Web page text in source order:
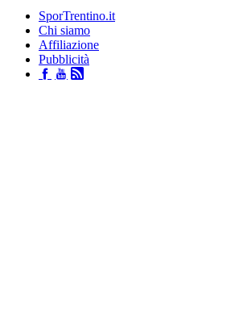
SporTrentino.it
Chi siamo
Affiliazione
Pubblicità